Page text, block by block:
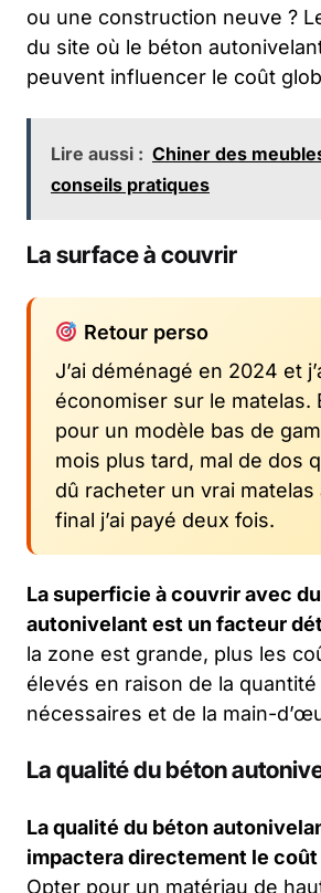
ou une construction neuve ?
du site où le béton
peuvent influencer le coût
Lire aussi : Chiner des
conseils pratiques
La surface à couvrir
Retour perso
J’ai déménagé en 2024 et
économiser sur le matelas.
pour un modèle bas de
mois plus tard, mal de dos
dû racheter un vrai matelas
final j’ai payé deux fois.
La superficie à couvrir avec
autonivelant est un facteur
la zone est grande, plus les
élevés en raison de la
nécessaires et de la main-
La qualité du béton
La qualité du béton
impactera directement le
Opter pour un matériau de